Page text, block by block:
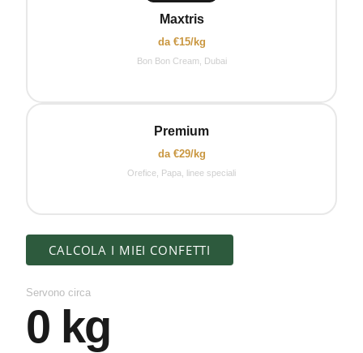
Maxtris
da €15/kg
Bon Bon Cream, Dubai
Premium
da €29/kg
Orefice, Papa, linee speciali
CALCOLA I MIEI CONFETTI
Servono circa
0 kg